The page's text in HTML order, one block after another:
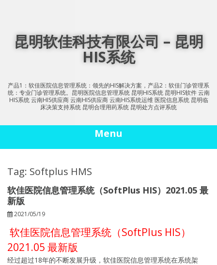
昆明软佳科技有限公司 – 昆明
HIS系统
产品1：软佳医院信息管理系统：领先的HIS解决方案，产品2：软佳门诊管理系
统：专业门诊管理系统。昆明医院信息管理系统 昆明HIS系统 昆明HIS软件 云南
HIS系统 云南HIS供应商 云南HIS供应商 云南HIS系统运维 医院信息系统 昆明临
床决策支持系统 昆明合理用药系统 昆明处方点评系统
Menu
Tag: Softplus HMS
软佳医院信息管理系统（SoftPlus HIS）2021.05 最
新版
2021/05/19
软佳医院信息管理系统（SoftPlus HIS）
2021.05 最新版
经过超过18年的不断发展升级，软佳医院信息管理系统在系统架